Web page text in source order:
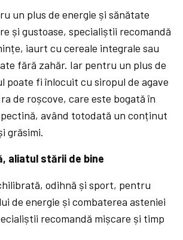
un plus de energie și sănătate
și gustoase, specialiștii recomandă
iaurt cu cereale integrale sau
fără zahăr. Iar pentru un plus de
poate fi înlocuit cu siropul de agave
de roșcove, care este bogată în
având totodată un conținut
grăsimi.
aliatul stării de bine
odihnă și sport, pentru
de energie și combaterea asteniei
recomandă mișcare și timp